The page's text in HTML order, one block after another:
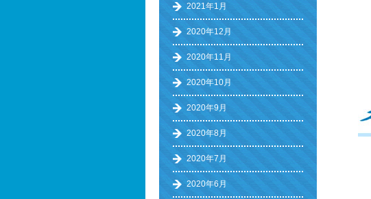
2021年1月
2020年12月
2020年11月
2020年10月
2020年9月
2020年8月
2020年7月
2020年6月